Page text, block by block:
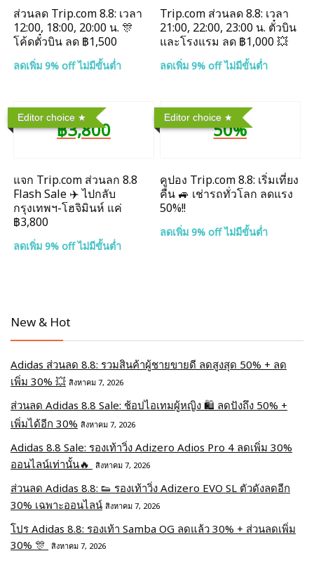
ส่วนลด Trip.com 8.8: เวลา
12:00, 18:00, 20:00 น. 🎊
โค้ดตั๋วบิน ลด ฿1,500
ลดเพิ่ม 9% off ไม่มีขั้นต่ำ
Trip.com ส่วนลด 8.8: เวลา
21:00, 22:00, 23:00 น. ตั๋วบิน
และโรงแรม ลด ฿1,000 💥
ลดเพิ่ม 9% off ไม่มีขั้นต่ำ
Editor choice
฿3,800
แจก Trip.com ส่วนลก 8.8
Flash Sale ✈️ ไปกลับ
กรุงเทพฯ-โฮจิมินห์ แค่
฿3,800
ลดเพิ่ม 9% off ไม่มีขั้นต่ำ
Editor choice
50%
คูปอง Trip.com 8.8: เริ่มเที่ยง
คืน 🚙 เช่ารถทั่วโลก ลดแรง
50%!!
ลดเพิ่ม 9% off ไม่มีขั้นต่ำ
New & Hot
Adidas ส่วนลด 8.8: รวมสินค้าผู้ชายขายดี ลดสูงสุด 50% + ลด
เพิ่ม 30% 💥 สิงหาคม 7, 2026
ส่วนลด Adidas 8.8 Sale: ช้อปไอเทมผู้หญิง 🛍️ ลดปังถึง 50% +
เพิ่มได้อีก 30% สิงหาคม 7, 2026
Adidas 8.8 Sale: รองเท้าวิ่ง Adizero Adios Pro 4 ลดเพิ่ม 30%
ออนไลน์เท่านั้น🔥
สิงหาคม 7, 2026
ส่วนลด Adidas 8.8: 👟 รองเท้าวิ่ง Adizero EVO SL ตัวดังลดอีก
30% เฉพาะออนไลน์ สิงหาคม 7, 2026
โปร Adidas 8.8: รองเท้า Samba OG ลดแล้ว 30% + ส่วนลดเพิ่ม
30% 🎊 สิงหาคม 7, 2026